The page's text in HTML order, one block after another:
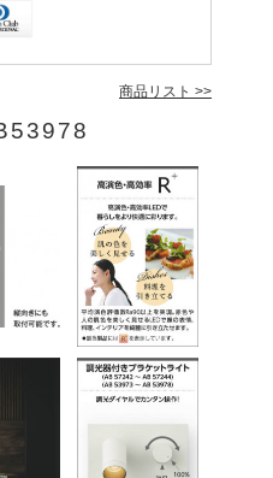
商品リスト >>